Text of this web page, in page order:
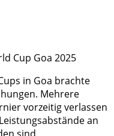
in Goa brachte
Mehrere
vorzeitig verlassen
an